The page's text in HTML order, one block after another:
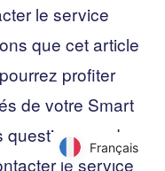
le service
que cet article
profiter
de votre Smart
ou des
le service
Français
Français